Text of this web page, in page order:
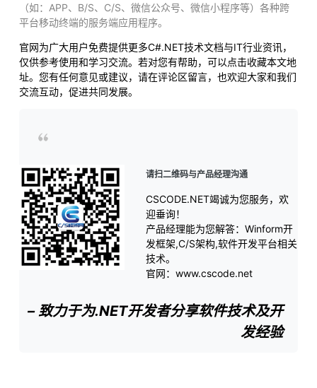
（如：APP、B/S、C/S、微信公众号、微信小程序等）各种跨
平台移动终端的服务端应用程序。
官网为广大用户免费提供更多C#.NET技术文档与IT行业资讯，
仅供参考使用和学习交流。若对您有帮助，可以点击收藏本文地
址。您有任何意见或建议，请在评论区留言，也欢迎大家和我们
交流互动，促进共同发展。
请扫二维码与产品经理沟通
CSCODE.NET竭诚为您服务，欢
迎垂询！
产品经理能为您解答：Winform开
发框架,C/S架构,软件开发平台相关
技术。
官网：www.cscode.net
– 致力于为.NET开发者分享软件技术及开
发经验